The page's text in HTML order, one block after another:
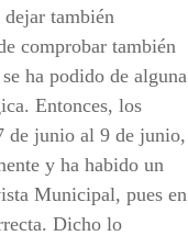
dejar también
comprobar también
ha podido de alguna
Entonces, los
de junio al 9 de junio,
y ha habido un
Municipal, pues en
Dicho lo